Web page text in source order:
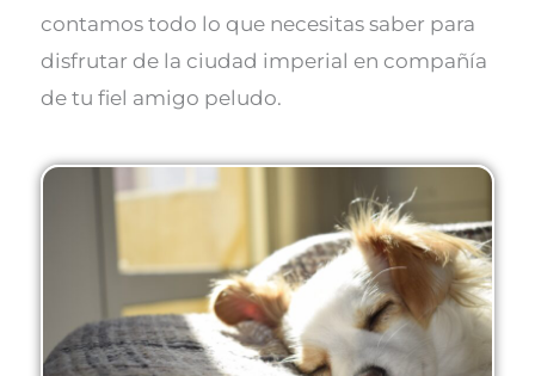
contamos todo lo que necesitas saber para
disfrutar de la ciudad imperial en compañía
de tu fiel amigo peludo.